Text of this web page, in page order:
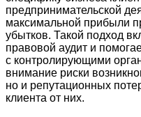
предпринимательской
максимальной прибыли
убытков. Такой подход
правовой аудит и
с контролирующими
внимание риски
но и репутационных
клиента от них.